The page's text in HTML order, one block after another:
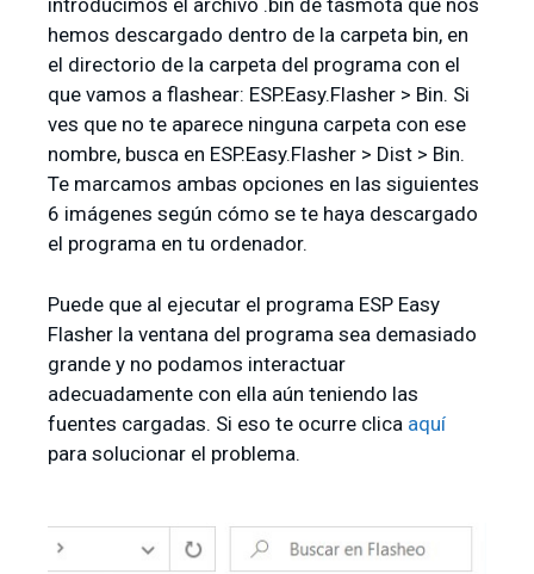
introducimos el archivo .bin de tasmota que nos
hemos descargado dentro de la carpeta bin, en
el directorio de la carpeta del programa con el
que vamos a flashear: ESP.Easy.Flasher > Bin. Si
ves que no te aparece ninguna carpeta con ese
nombre, busca en ESP.Easy.Flasher > Dist > Bin.
Te marcamos ambas opciones en las siguientes
6 imágenes según cómo se te haya descargado
el programa en tu ordenador.
Puede que al ejecutar el programa ESP Easy
Flasher la ventana del programa sea demasiado
grande y no podamos interactuar
adecuadamente con ella aún teniendo las
fuentes cargadas. Si eso te ocurre clica aquí
para solucionar el problema.